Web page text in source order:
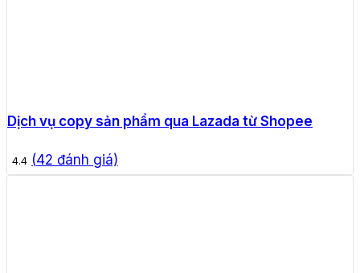
Dịch vụ copy sản phẩm qua Lazada từ Shopee
4.4 (42 đánh giá)